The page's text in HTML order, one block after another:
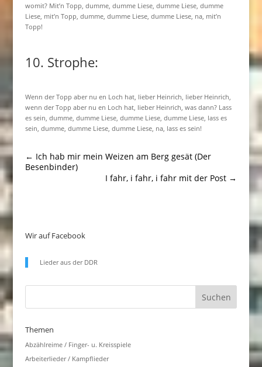
womit? Mit’n Topp, dumme, dumme Liese, dumme Liese, dumme
Liese, mit’n Topp, dumme, dumme Liese, dumme Liese, na, mit’n
Topp!
10. Strophe:
Wenn der Topp aber nu en Loch hat, lieber Heinrich, lieber Heinrich,
wenn der Topp aber nu en Loch hat, lieber Heinrich, was dann? Lass
es sein, dumme, dumme Liese, dumme Liese, dumme Liese, lass es
sein, dumme, dumme Liese, dumme Liese, na, lass es sein!
← Ich hab mir mein Weizen am Berg gesät (Der
Besenbinder)
I fahr, i fahr, i fahr mit der Post →
Wir auf Facebook
Lieder aus der DDR
Themen
Abzählreime / Finger- u. Kreisspiele
Arbeiterlieder / Kampflieder